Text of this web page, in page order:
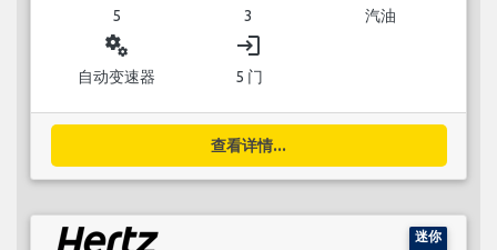
5 3 汽油
miscellaneous_services
自动变速器
login
5 门
查看详情...
迷你